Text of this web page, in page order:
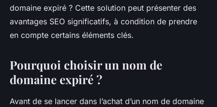
•25 avril 2024•6 min de lecture
domaine expiré ? Cette solution peut présenter des
avantages SEO significatifs, à condition de prendre
en compte certains éléments clés.
Pourquoi choisir un nom de
domaine expiré ?
Avant de se lancer dans l’achat d’un nom de domaine